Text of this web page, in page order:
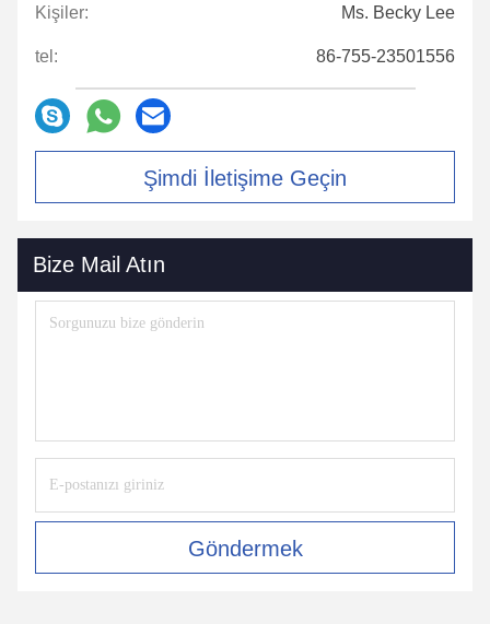
Kişiler: Ms. Becky Lee
tel: 86-755-23501556
Şimdi İletişime Geçin
Bize Mail Atın
Göndermek